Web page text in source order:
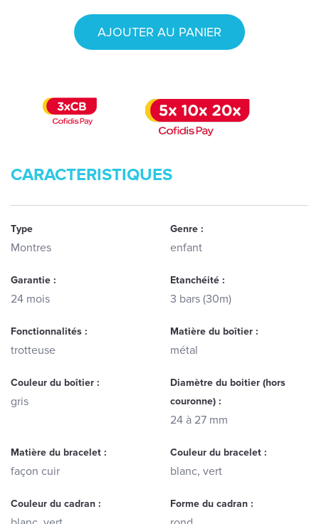
AJOUTER AU PANIER
CARACTERISTIQUES
Type
Montres
Genre :
enfant
Garantie :
24 mois
Etanchéité :
3 bars (30m)
Fonctionnalités :
trotteuse
Matière du boîtier :
métal
Couleur du boîtier :
gris
Diamètre du boitier (hors
couronne) :
24 à 27 mm
Matière du bracelet :
façon cuir
Couleur du bracelet :
blanc, vert
Couleur du cadran : Forme du cadran :